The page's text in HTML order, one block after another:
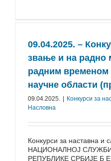
09.04.2025. –
звање и на радно
радним временом
научне области
09.04.2025. Конкурси за
Насловна
Конкурси за наставна и
НАЦИОНАЛНОЈ
РЕПУБЛИКЕ СРБИЈЕ Б